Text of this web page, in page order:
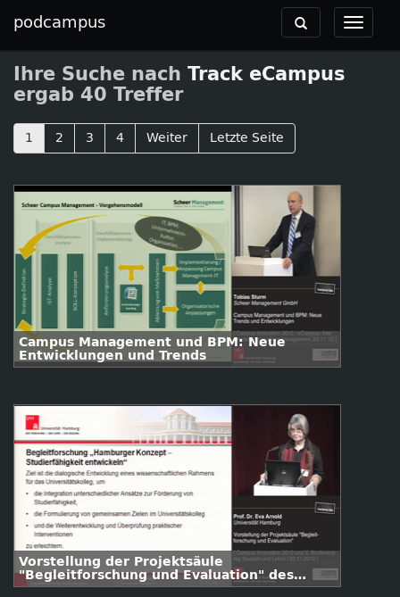
podcampus
Toggle
Toggle
navigation
Ihre Suche nach Track eCampus
ergab 40 Treffer
1 2 3 4 Weiter Letzte Seite
Campus Management und BPM: Neue
Entwicklungen und Trends
Vorstellung der Projektsäule
"Begleitforschung und Evaluation" des
Universitätskollegs